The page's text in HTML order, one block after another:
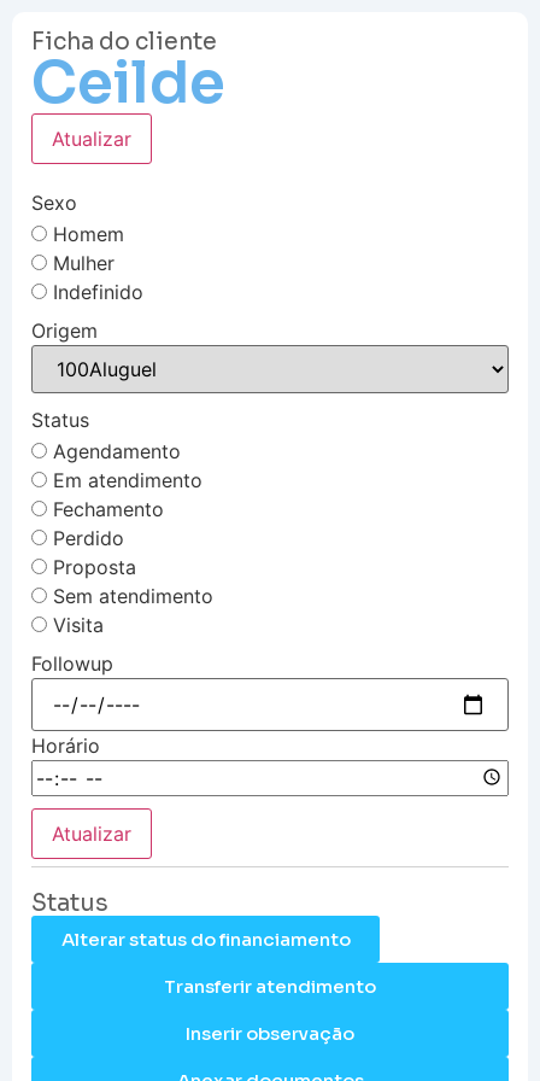
Ficha do cliente
Ceilde
Atualizar
Sexo
Homem
Mulher
Indefinido
Origem
Status
Agendamento
Em atendimento
Fechamento
Perdido
Proposta
Sem atendimento
Visita
Followup
Horário
Atualizar
Status
Alterar status do financiamento
Transferir atendimento
Inserir observação